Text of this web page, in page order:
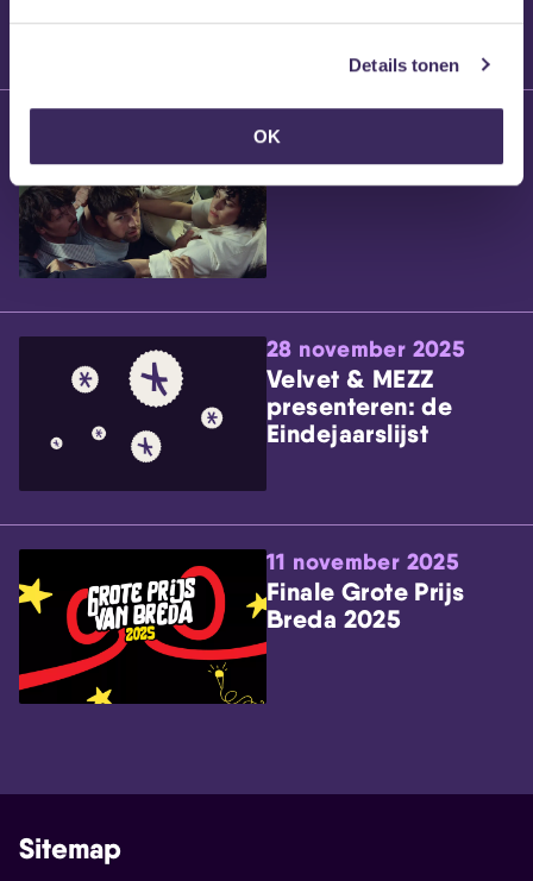
Details tonen
OK24 maart 2026
Willem’s Blog: Ão
28 november 2025
Velvet & MEZZ
presenteren: de
Eindejaarslijst
11 november 2025
Finale Grote Prijs
Breda 2025
Sitemap